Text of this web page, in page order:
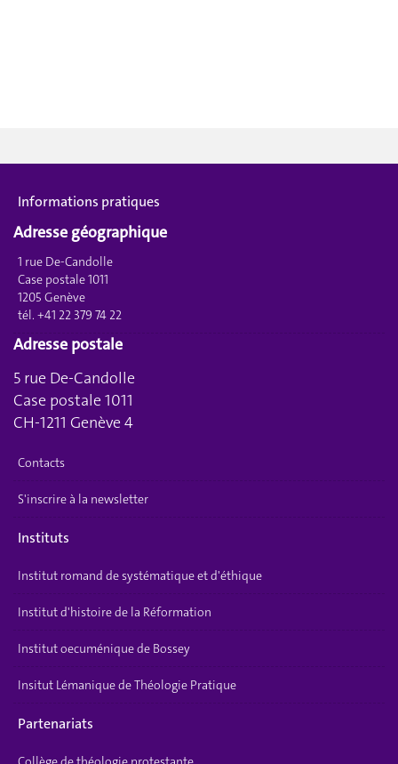
Informations pratiques
Adresse géographique
1 rue De-Candolle
Case postale 1011
1205 Genève
tél. +41 22 379 74 22
Adresse postale
5 rue De-Candolle
Case postale 1011
CH-1211 Genève 4
Contacts
S'inscrire à la newsletter
Instituts
Institut romand de systématique et d'éthique
Institut d'histoire de la Réformation
Institut oecuménique de Bossey
Insitut Lémanique de Théologie Pratique
Partenariats